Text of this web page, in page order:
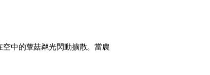
中的蕈菇粼光閃動擴散。當農